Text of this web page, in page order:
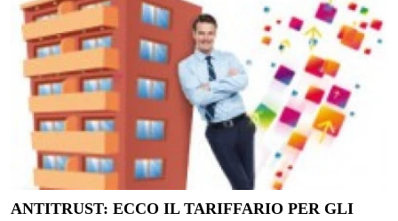
ANTITRUST: ECCO IL TARIFFARIO PER GLI